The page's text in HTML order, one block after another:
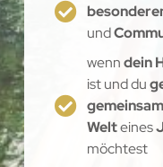
und
wenndein
ist und du
gemeinsam
Welteines
möchtest